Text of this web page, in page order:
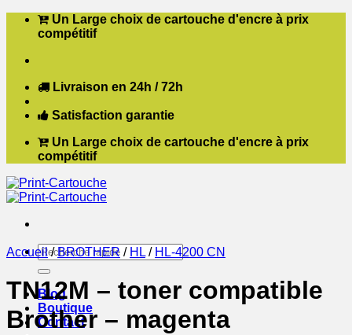
Passer Un Large choix de cartouche d'encre à prix
compétitif
Livraison en 24h / 72h
Satisfaction garantie
Un Large choix de cartouche d'encre à prix
compétitif
Recherche
pour :
Blog
Boutique
Contact
Accueil / BROTHER / HL / HL-4200 CN
TN12M – toner compatible
Brother – magenta